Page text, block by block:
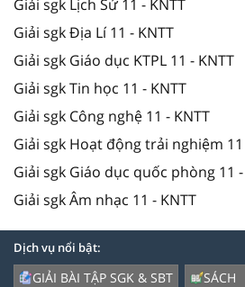
Giải sgk Lịch Sử 11 - KNTT
Giải sgk Địa Lí 11 - KNTT
Giải sgk Giáo dục KTPL 11 - KNTT
Giải sgk Tin học 11 - KNTT
Giải sgk Công nghệ 11 - KNTT
Giải sgk Hoạt động trải nghiệm 11
Giải sgk Giáo dục quốc phòng 11 -
Giải sgk Âm nhạc 11 - KNTT
Dịch vụ nổi bật:
GIẢI BÀI TẬP SGK & SBT
SÁCH